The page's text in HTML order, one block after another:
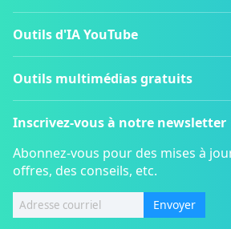
Outils d'IA YouTube
Outils multimédias gratuits
Inscrivez-vous à notre newsletter
Abonnez-vous pour des mises à
offres, des conseils, etc.
Envoyer